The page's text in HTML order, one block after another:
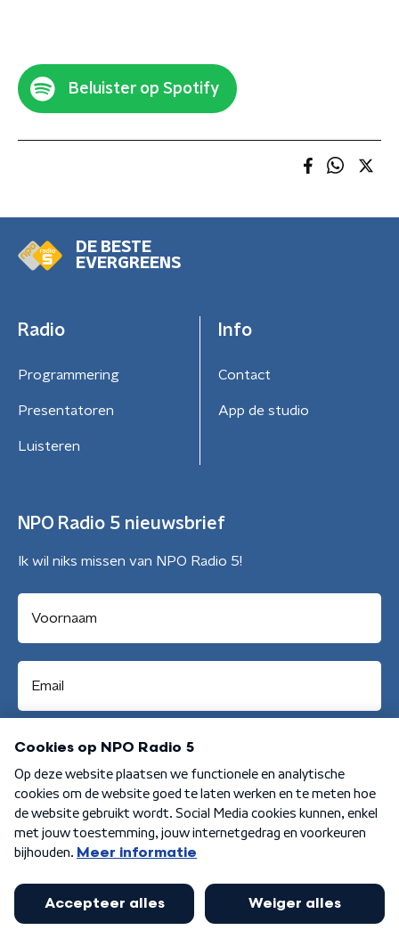
Beluister op Spotify
DE BESTE
EVERGREENS
Radio
Programmering
Presentatoren
Luisteren
Info
Contact
App de studio
NPO Radio 5 nieuwsbrief
Ik wil niks missen van NPO Radio 5!
Aanmelden
Algemene voorwaarden